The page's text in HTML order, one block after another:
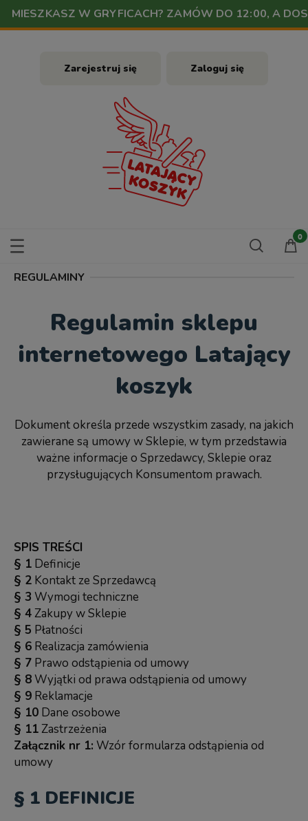
MIESZKASZ W GRYFICACH? ZAMÓW DO 12:00, A
Zarejestruj się Zaloguj się
REGULAMINY
Regulamin sklepu
internetowego Latający
koszyk
Dokument określa przede wszystkim zasady, na jakich
zawierane są umowy w Sklepie, w tym przedstawia
ważne informacje o Sprzedawcy, Sklepie oraz
przysługujących Konsumentom prawach.
SPIS TREŚCI
§ 1 Definicje
§ 2 Kontakt ze Sprzedawcą
§ 3 Wymogi techniczne
§ 4 Zakupy w Sklepie
§ 5 Płatności
§ 6 Realizacja zamówienia
§ 7 Prawo odstąpienia od umowy
§ 8 Wyjątki od prawa odstąpienia od umowy
§ 9 Reklamacje
§ 10 Dane osobowe
§ 11 Zastrzeżenia
Załącznik nr 1: Wzór formularza odstąpienia od
umowy
§ 1 DEFINICJE